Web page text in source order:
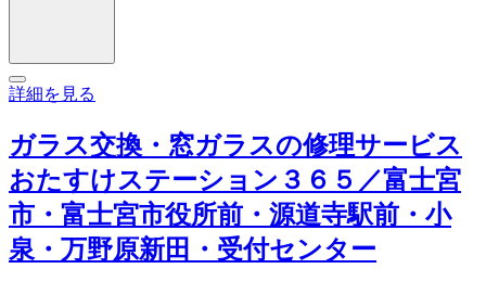
詳細を見る
ガラス交換・窓ガラスの修理サービス
おたすけステーション３６５／富士宮
市・富士宮市役所前・源道寺駅前・小
泉・万野原新田・受付センター